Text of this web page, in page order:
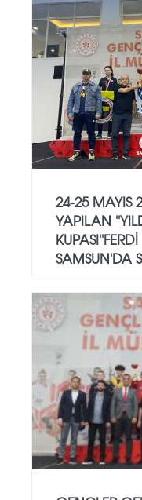
24-25 MAYIS
YAPILAN
SAMSUN'DA